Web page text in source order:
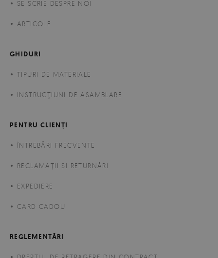
SE SCRIE DESPRE NOI
ARTICOLE
GHIDURI
TIPURI DE MATERIALE
INSTRUCŢIUNI DE ASAMBLARE
PENTRU CLIENȚI
ÎNTREBĂRI FRECVENTE
RECLAMAȚII ȘI RETURNĂRI
EXPEDIERE
CARD CADOU
REGLEMENTĂRI